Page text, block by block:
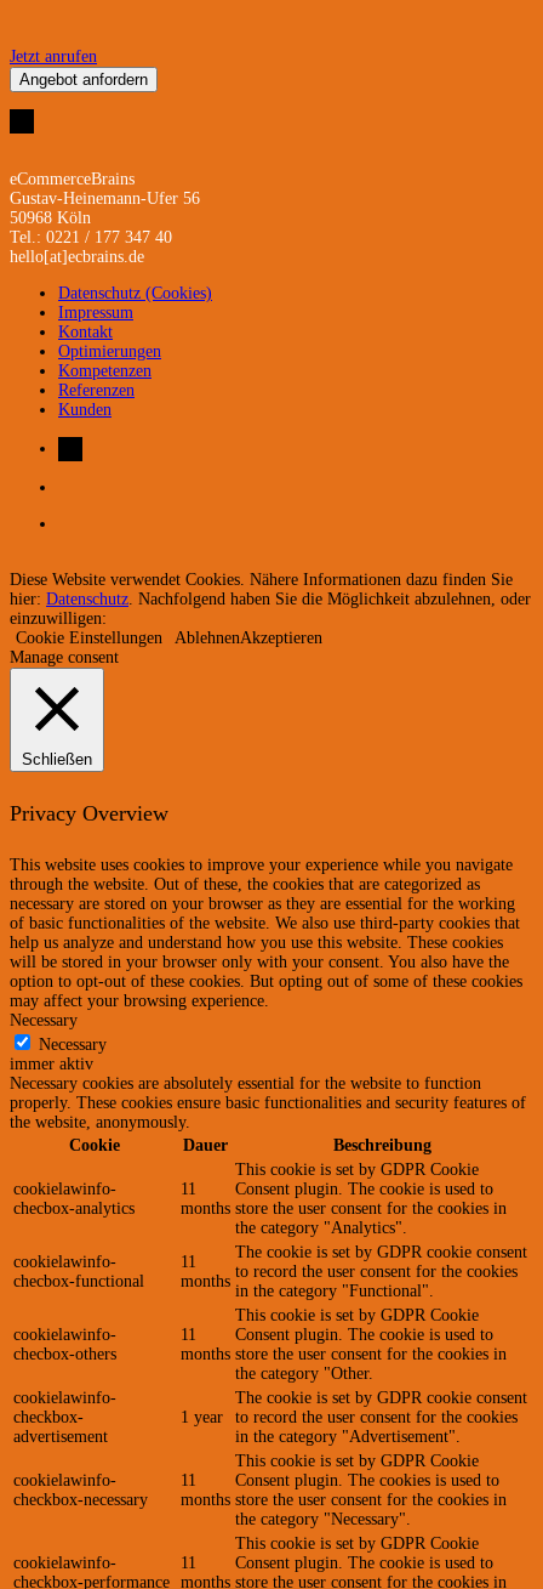
Jetzt anrufen
Angebot anfordern
eCommerceBrains
Gustav-Heinemann-Ufer 56
50968 Köln
Tel.: 0221 / 177 347 40
hello[at]ecbrains.de
Datenschutz (Cookies)
Impressum
Kontakt
Optimierungen
Kompetenzen
Referenzen
Kunden
Diese Website verwendet Cookies. Nähere Informationen dazu finden Sie
hier: Datenschutz. Nachfolgend haben Sie die Möglichkeit abzulehnen, oder
einzuwilligen:
Cookie Einstellungen
AblehnenAkzeptieren
Manage consent
Schließen
Privacy Overview
This website uses cookies to improve your experience while you navigate
through the website. Out of these, the cookies that are categorized as
necessary are stored on your browser as they are essential for the working
of basic functionalities of the website. We also use third-party cookies that
help us analyze and understand how you use this website. These cookies
will be stored in your browser only with your consent. You also have the
option to opt-out of these cookies. But opting out of some of these cookies
may affect your browsing experience.
Necessary
Necessary
immer aktiv
Necessary cookies are absolutely essential for the website to function
properly. These cookies ensure basic functionalities and security features of
the website, anonymously.
Cookie
Dauer Beschreibung
cookielawinfo-
checbox-analytics
11
months
This cookie is set by GDPR Cookie
Consent plugin. The cookie is used to
store the user consent for the cookies in
the category "Analytics".
cookielawinfo-
checbox-functional
11
months
The cookie is set by GDPR cookie consent
to record the user consent for the cookies
in the category "Functional".
cookielawinfo-
checbox-others
11
months
This cookie is set by GDPR Cookie
Consent plugin. The cookie is used to
store the user consent for the cookies in
the category "Other.
cookielawinfo-
checkbox-
advertisement
1 year
The cookie is set by GDPR cookie consent
to record the user consent for the cookies
in the category "Advertisement".
cookielawinfo-
checkbox-necessary
11
months
This cookie is set by GDPR Cookie
Consent plugin. The cookies is used to
store the user consent for the cookies in
the category "Necessary".
cookielawinfo-
checkbox-performance
11
months
This cookie is set by GDPR Cookie
Consent plugin. The cookie is used to
store the user consent for the cookies in